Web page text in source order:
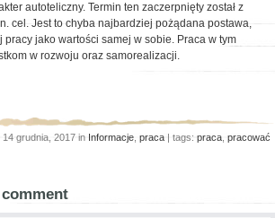
autoteliczny. Termin ten zaczerpnięty został z
cel. Jest to chyba najbardziej pożądana postawa,
jako wartości samej w sobie. Praca w tym
w rozwoju oraz samorealizacji.
14 grudnia, 2017 in Informacje praca | tags: praca pracować